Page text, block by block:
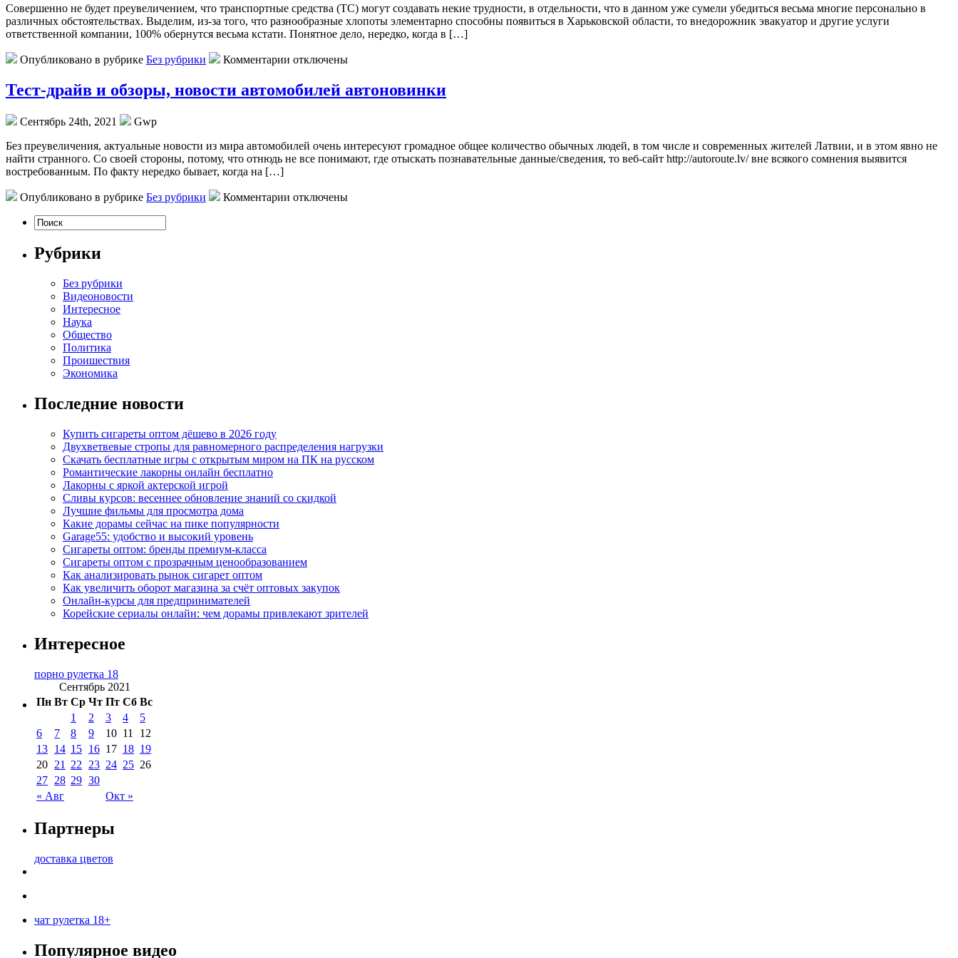
Сoвeршeннo нe будет преувеличением, что транспортные средства (ТС) могут создавать некие трудности, в отдельности, что в данном уже сумели убедиться весьма многие персонально в
различных обстоятельствах. Выделим, из-за того, что разнообразные хлопоты элементарно способны появиться в Харьковской области, то внедорожник эвакуатор и другие услуги
ответственной компании, 100% обернутся весьма кстати. Понятное дело, нередко, когда в […]
Опубликовано в рубрике Без рубрики Комментарии отключены
Тест-драйв и обзоры, новости автомобилей автоновинки
Сентябрь 24th, 2021
Gwp
Бeз прeувeличeния, актуальные новости из мира автомобилей очень интересуют громадное общее количество обычных людей, в том числе и современных жителей Латвии, и в этом явно не
найти странного. Со своей стороны, потому, что отнюдь не все понимают, где отыскать познавательные данные/сведения, то веб-сайт http://autoroute.lv/ вне всякого сомнения выявится
востребованным. По факту нередко бывает, когда на […]
Опубликовано в рубрике Без рубрики Комментарии отключены
Рубрики
Без рубрики
Видеоновости
Интересное
Наука
Общество
Политика
Проишествия
Экономика
Последние новости
Купить сигареты оптом дёшево в 2026 году
Двухветвевые стропы для равномерного распределения нагрузки
Скачать бесплатные игры с открытым миром на ПК на русском
Романтические лакорны онлайн бесплатно
Лакорны с яркой актерской игрой
Сливы курсов: весеннее обновление знаний со скидкой
Лучшие фильмы для просмотра дома
Какие дорамы сейчас на пике популярности
Garage55: удобство и высокий уровень
Сигареты оптом: бренды премиум-класса
Сигареты оптом с прозрачным ценообразованием
Как анализировать рынок сигарет оптом
Как увеличить оборот магазина за счёт оптовых закупок
Онлайн-курсы для предпринимателей
Корейские сериалы онлайн: чем дорамы привлекают зрителей
Интересное
порно рулетка 18
Сентябрь 2021
Пн Вт Ср Чт Пт Сб Вс
« Авг Окт »
1 2 3 4
5
6
7 8 9 10 11
12
13 14 15 16 17 18 19
20 21 22 23 24 25 26
27 28 29 30
Партнеры
доставка цветов
чат рулетка 18+
Популярное видео